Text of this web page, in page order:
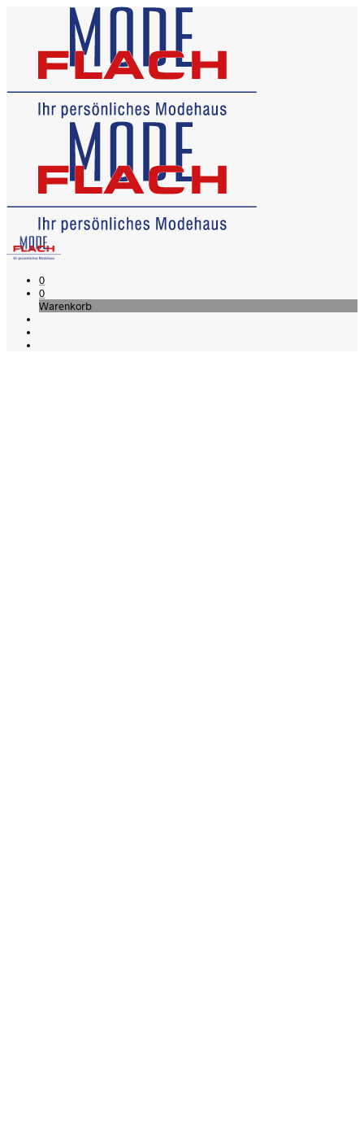
0
0
Warenkorb